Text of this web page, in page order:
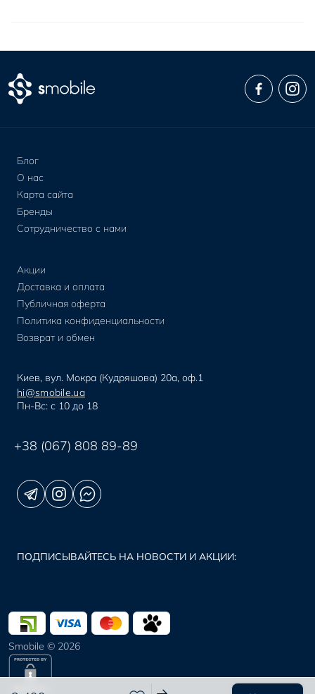
Блог
О нас
Карта сайта
Бренды
Сотрудничество с нами
Акции
Доставка и оплата
Публичная оферта
Политика конфиденциальности
Возврат и обмен
Киев, вул. Мокра (Кудряшова) 20а, оф.1
hi@smobile.ua
Пн-Вс: с 10 до 18
+38 (067) 808 89-89
ПОДПИСЫВАЙТЕСЬ НА НОВОСТИ И АКЦИИ:
Smobile © 2026